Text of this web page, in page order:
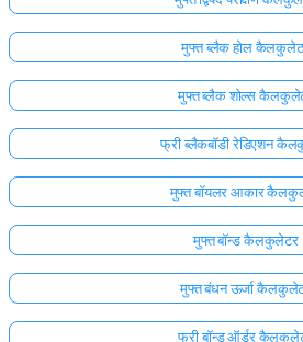
अभी
तक
अपना
पहला
प्रश्न
पूछें
मुफ्त ब्लैक होल
मुफ्त ब्लैक शोल्स
फ्री ब्लैकबॉडी रेडिएशन
मुफ्त बॉयलर आकार
मुफ्त बॉन्ड कैलकुलेटर
मुफ्त बंधन ऊर्जा
फ्री बॉन्ड ऑर्डर